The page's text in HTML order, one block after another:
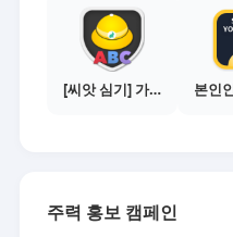
[씨앗 심기] 가이드보기 - 매체별 활동 가이드
주력 홍보 캠페인